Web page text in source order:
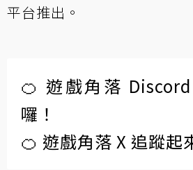
平台推出。
🍊 遊戲角落
囉！
🍊 遊戲角落 X 追蹤起